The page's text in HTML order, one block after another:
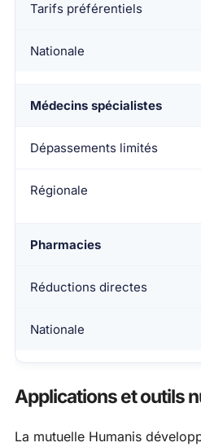
Tarifs préférentiels
Nationale
Médecins spécialistes
Dépassements limités
Régionale
Pharmacies
Réductions directes
Nationale
Applications et outils
La mutuelle Humanis